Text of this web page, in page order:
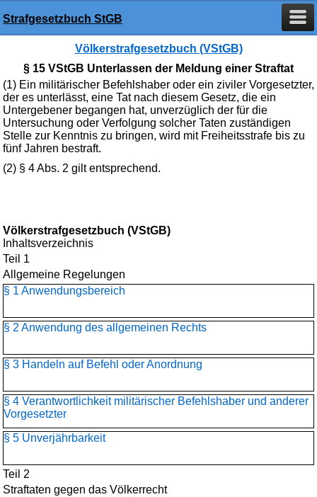
Strafgesetzbuch StGB
Völkerstrafgesetzbuch (VStGB)
§ 15 VStGB Unterlassen der Meldung einer Straftat
(1) Ein militärischer Befehlshaber oder ein ziviler Vorgesetzter,
der es unterlässt, eine Tat nach diesem Gesetz, die ein
Untergebener begangen hat, unverzüglich der für die
Untersuchung oder Verfolgung solcher Taten zuständigen
Stelle zur Kenntnis zu bringen, wird mit Freiheitsstrafe bis zu
fünf Jahren bestraft.
(2) § 4 Abs. 2 gilt entsprechend.
Völkerstrafgesetzbuch (VStGB)
Inhaltsverzeichnis
Teil 1
Allgemeine Regelungen
§ 1 Anwendungsbereich
§ 2 Anwendung des allgemeinen Rechts
§ 3 Handeln auf Befehl oder Anordnung
§ 4 Verantwortlichkeit militärischer Befehlshaber und anderer
Vorgesetzter
§ 5 Unverjährbarkeit
Teil 2
Straftaten gegen das Völkerrecht